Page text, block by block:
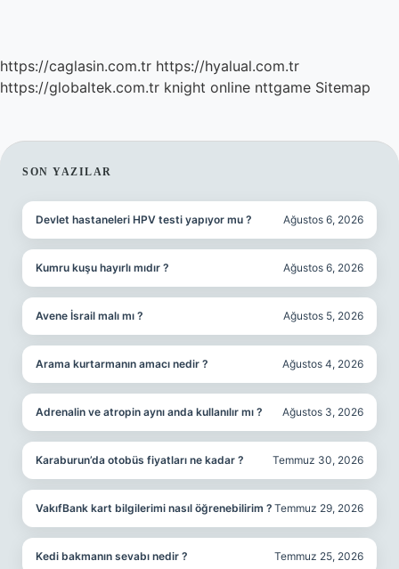
https://caglasin.com.tr https://hyalual.com.tr
https://globaltek.com.tr knight online nttgame Sitemap
SIDEBAR
SON YAZILAR
Devlet hastaneleri HPV testi yapıyor mu ? Ağustos 6, 2026
Kumru kuşu hayırlı mıdır ? Ağustos 6, 2026
Avene İsrail malı mı ? Ağustos 5, 2026
Arama kurtarmanın amacı nedir ? Ağustos 4, 2026
Adrenalin ve atropin aynı anda kullanılır mı ? Ağustos 3, 2026
Karaburun’da otobüs fiyatları ne kadar ? Temmuz 30, 2026
VakıfBank kart bilgilerimi nasıl öğrenebilirim ? Temmuz 29, 2026
Kedi bakmanın sevabı nedir ? Temmuz 25, 2026